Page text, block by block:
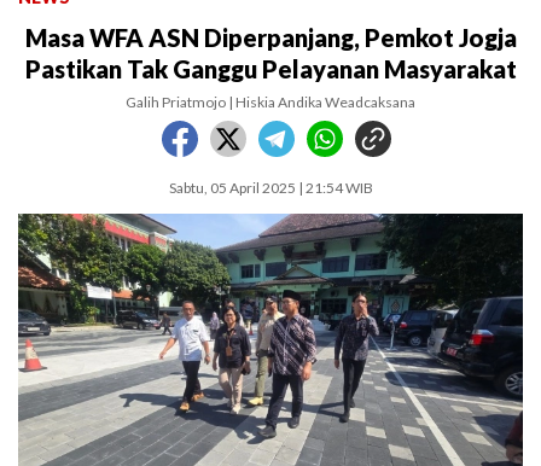
Masa WFA ASN Diperpanjang, Pemkot Jogja
Pastikan Tak Ganggu Pelayanan Masyarakat
Galih Priatmojo | Hiskia Andika Weadcaksana
Sabtu, 05 April 2025 | 21:54 WIB